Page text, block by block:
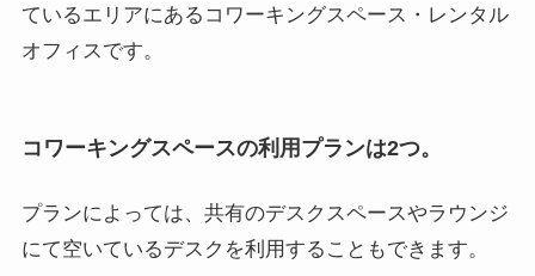
ているエリアにあるコワーキングスペース・レンタル
オフィスです。
コワーキングスペースの利用プランは2つ。
プランによっては、共有のデスクスペースやラウンジ
にて空いているデスクを利用することもできます。